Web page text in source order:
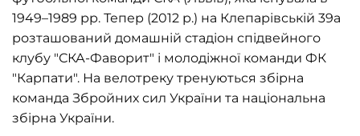
1949–1989 рр. Тепер (2012 р.) на Клепарівській 39а
розташований домашній стадіон спідвейного
клубу "СКА-Фаворит" і молодіжної команди ФК
"Карпати". На велотреку тренуються збірна
команда Збройних сил України та національна
збірна України.